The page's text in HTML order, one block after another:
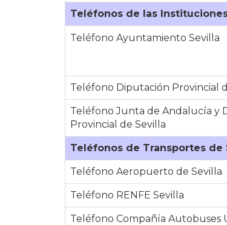
Teléfonos de las
Teléfono Ayuntamiento Sevilla
Teléfono Diputación Provincial
Teléfono Junta de Andalucía y
Provincial de Sevilla
Teléfonos de Transportes de
Teléfono Aeropuerto de Sevilla
Teléfono RENFE Sevilla
Teléfono Compañía Autobuses